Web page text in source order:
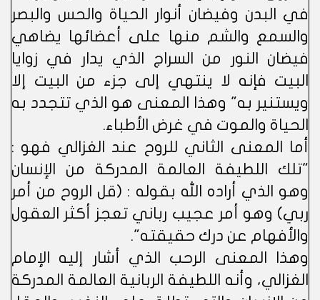
في البدن وفيضان أنوار الحياة والحس والبصر
والسمع والشم منها على أعضائها يضاهي
فيضان النور من السراج الذي يدار في زوايا
البيت فإنه لا ينتهي إلى جزء من البيت إلا
ويستنير به" وهذا المعنى هو الذي تتجدد به
الحياة والموت في غرض الأطباء.
أما المعنى الثاني للروح عند الغزالي فهو :
"تلك اللطيفة العالمة المدركة من الإنسان
وهو الذي أراده الله بقوله : (قل الروح من أمر
ربي) وهو أمر عجيب رباني تعجز أكثر العقول
والأفهام عن درك حقيقته".
وهذا المعنى الرحب الذي أشار إليه الإمام
الغزالي، وأنه اللطيفة الربانية العالمة المدركة